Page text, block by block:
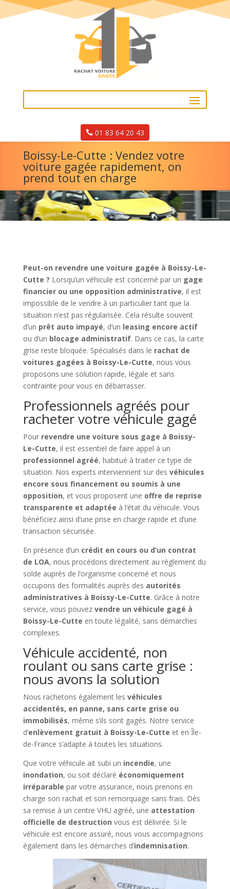
01 83 64 20 43
Boissy-Le-Cutte : Vendez votre
voiture gagée rapidement, on
prend tout en charge
Peut-on revendre une voiture gagée à Boissy-Le-
Cutte ? Lorsqu’un véhicule est concerné par un gage
financier ou une opposition administrative, il est
impossible de le vendre à un particulier tant que la
situation n’est pas régularisée. Cela résulte souvent
d’un prêt auto impayé, d’un leasing encore actif
ou d’un blocage administratif. Dans ce cas, la carte
grise reste bloquée. Spécialisés dans le rachat de
voitures gagées à Boissy-Le-Cutte, nous vous
proposons une solution rapide, légale et sans
contrainte pour vous en débarrasser.
Professionnels agréés pour
racheter votre véhicule gagé
Pour revendre une voiture sous gage à Boissy-
Le-Cutte, il est essentiel de faire appel à un
professionnel agréé, habitué à traiter ce type de
situation. Nos experts interviennent sur des véhicules
encore sous financement ou soumis à une
opposition, et vous proposent une offre de reprise
transparente et adaptée à l’état du véhicule. Vous
bénéficiez ainsi d’une prise en charge rapide et d’une
transaction sécurisée.
En présence d’un crédit en cours ou d’un contrat
de LOA, nous procédons directement au règlement du
solde auprès de l’organisme concerné et nous
occupons des formalités auprès des autorités
administratives à Boissy-Le-Cutte. Grâce à notre
service, vous pouvez vendre un véhicule gagé à
Boissy-Le-Cutte en toute légalité, sans démarches
complexes.
Véhicule accidenté, non
roulant ou sans carte grise :
nous avons la solution
Nous rachetons également les véhicules
accidentés, en panne, sans carte grise ou
immobilisés, même s’ils sont gagés. Notre service
d’enlèvement gratuit à Boissy-Le-Cutte et en Île-
de-France s’adapte à toutes les situations.
Que votre véhicule ait subi un incendie, une
inondation, ou soit déclaré économiquement
irréparable par votre assurance, nous prenons en
charge son rachat et son remorquage sans frais. Dès
sa remise à un centre VHU agréé, une attestation
officielle de destruction vous est délivrée. Si le
véhicule est encore assuré, nous vous accompagnons
également dans les démarches d’indemnisation.